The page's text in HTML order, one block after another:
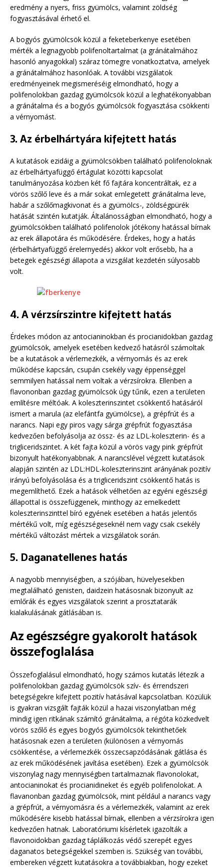
eredmény a nyers, friss gyümölcs, valamint zöldség
fogyasztásával érhető el.
A bogyós gyümölcsök közül a feketeberkenye esetében
mérték a legnagyobb polifenoltartalmat (a gránátalmához
hasonló anyagokkal) száraz tömegre vonatkoztatva, amelyek
a gránátalmához hasonlóak. A további vizsgálatok
eredményeinek megismeréséig elmondható, hogy a
polifenolokban gazdag gyümölcsök közül a leghatékonyabban
a gránátalma és a bogyós gyümölcsök fogyasztása csökkenti
a vérnyomást.
3. Az érbelhártyára kifejtett hatás
A kutatások ezidáig a gyümölcsökben található polifenoloknak
az érbelhártyafüggő értágulat közötti kapcsolat
tanulmányozása közben két fő fajtára koncentráltak, ez a
vörös szőlő leve és a már sokat emlegetett gránátalma leve,
habár a szőlőmagkivonat és a gyümölcs-, zöldségpürék
hatását szintén kutatják. Általánosságban elmondható, hogy a
gyümölcsökben található polifenolok jótékony hatással bírnak
az erek állapotára és működésére. Érdekes, hogy a hatás
(érbelhártyafüggő érelernyedés) akkor volt erősebb, ha a
betegek egészségi állapota a vizsgálat kezdetén súlyosabb
volt.
4. A vérzsírszintre kifejtett hatás
Érdekes módon az antocianinokban és procianidokban gazdag
gyümölcsök, amelyek esetében kedvező hatásról számoltak
be a kutatások a vérlemezkék, a vérnyomás és az erek
működése kapcsán, csupán csekély vagy éppenséggel
semmilyen hatással nem voltak a vérzsírokra. Ellenben a
flavononban gazdag gyümölcsök úgy tűnik, ezen a területen
említésre méltóak. A koleszterinszintet csökkentő hatásáról
ismert a marula (az elefántfa gyümölcse), a grépfrút és a
narancs. Napi egy piros vagy sárga grépfrút fogyasztása
kedvezően befolyásolja az össz- és az LDL-koleszterin- és a
trigliceridszintet. A két fajta közül a vörös vagy pink grépfrút
bizonyult hatékonyabbnak. A narancslével végzett kutatások
alapján szintén az LDL:HDL-koleszterinszint arányának pozitív
irányú befolyásolása és a trigliceridszint csökkentő hatás is
megemlíthető. Ezek a hatások vélhetően az egyéni egészségi
állapottal is összefüggenek, minthogy az emelkedett
koleszterinszinttel bíró egyének esetében a hatás jelentős
mértékű volt, míg egészségeseknél nem vagy csak csekély
mértékű változást mértek a vizsgálatok során.
5. Daganatellenes hatás
A nagyobb mennyiségben, a szójában, hüvelyesekben
megtalálható genisten, daidzein hatásosnak bizonyult az
emlőrák és egyes vizsgálatok szerint a prosztatarák
kialakulásának gátlásában is.
Az egészségre gyakorolt hatások
összefoglalása
Összefoglalásul elmondható, hogy számos kutatás létezik a
polifenolokban gazdag gyümölcsök szív- és érrendszeri
betegségekre kifejtett pozitív hatásával kapcsolatban. Közülük
is gyakran vizsgált fajták közül a hazai viszonylatban még
mindig igen ritkának számító gránátalma, a régóta közkedvelt
vörös szőlő és egyes bogyós gyümölcsök tekinthetőek
hatásosnak ezen a területen (különösen a vérnyomás
csökkentése, a vérlemezkék összecsapzódásának gátlása és
az erek működésének javítása esetében). Ezek a gyümölcsök
viszonylag nagy mennyiségben tartalmaznak flavonolokat,
antocianinokat és procianidineket és egyéb polifenolokat. A
flavanonban gazdag gyümölcsök, mint például a narancs vagy
a grépfrút, a vérnyomásra és a vérlemezkék, valamint az erek
működésére kisebb hatással bírnak, ellenben a vérzsírokra igen
kedvezően hatnak. Laboratóriumi kísérletek igazolták a
flavonoidokban gazdag táplálkozás védő szerepét egyes
daganatos betegségekkel szemben is. Szükség van további,
embereken végzett kutatásokra a továbbiakban, hogy ezeket